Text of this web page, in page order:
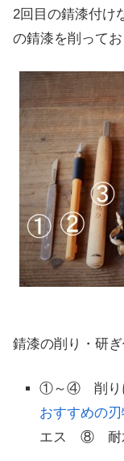
2回目の錆漆付け
の錆漆を削ってお
錆漆の削り・研
①～④ 削り
おすすめの刃
エス ⑧ 耐